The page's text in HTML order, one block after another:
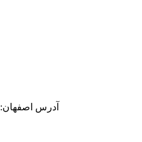
آدرس اصفهان: